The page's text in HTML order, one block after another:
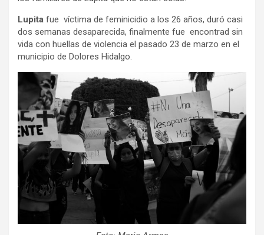
Lupita fue víctima de feminicidio a los 26 años, duró casi
dos semanas desaparecida, finalmente fue encontrad sin
vida con huellas de violencia el pasado 23 de marzo en el
municipio de Dolores Hidalgo.